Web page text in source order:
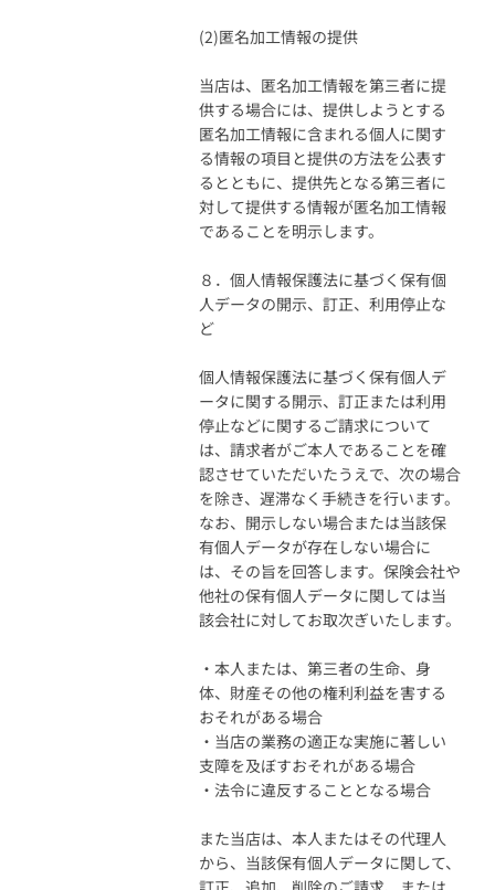
(2)匿名加工情報の提供
当店は、匿名加工情報を第三者に提
供する場合には、提供しようとする
匿名加工情報に含まれる個人に関す
る情報の項目と提供の方法を公表す
るとともに、提供先となる第三者に
対して提供する情報が匿名加工情報
であることを明示します。
８．個人情報保護法に基づく保有個
人データの開示、訂正、利用停止な
ど
個人情報保護法に基づく保有個人デ
ータに関する開示、訂正または利用
停止などに関するご請求について
は、請求者がご本人であることを確
認させていただいたうえで、次の場合
を除き、遅滞なく手続きを行います。
なお、開示しない場合または当該保
有個人データが存在しない場合に
は、その旨を回答します。保険会社や
他社の保有個人データに関しては当
該会社に対してお取次ぎいたします。
・本人または、第三者の生命、身
体、財産その他の権利利益を害する
おそれがある場合
・当店の業務の適正な実施に著しい
支障を及ぼすおそれがある場合
・法令に違反することとなる場合
また当店は、本人またはその代理人
から、当該保有個人データに関して、